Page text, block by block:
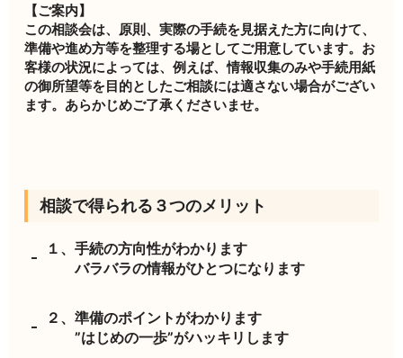
【ご案内】
この相談会は、原則、実際の手続を見据えた方に向けて、
準備や進め方等を整理する場としてご用意しています。お
客様の状況によっては、例えば、情報収集のみや手続用紙
の御所望等を目的としたご相談には適さない場合がござい
ます。あらかじめご了承くださいませ。
相談で得られる３つのメリット
１、手続の方向性がわかります
バラバラの情報がひとつになります
２、準備のポイントがわかります
”はじめの一歩”がハッキリします